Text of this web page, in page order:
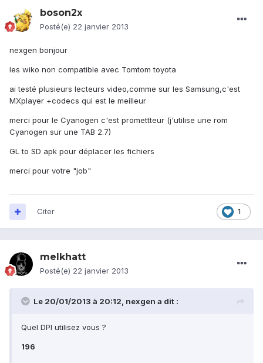
boson2x
Posté(e) 22 janvier 2013
nexgen bonjour
les wiko non compatible avec Tomtom toyota
ai testé plusieurs lecteurs video,comme sur les Samsung,c'est
MXplayer +codecs qui est le meilleur
merci pour le Cyanogen c'est promettteur (j'utilise une rom
Cyanogen sur une TAB 2.7)
GL to SD apk pour déplacer les fichiers
merci pour votre "job"
1
Citer
melkhatt
Posté(e) 22 janvier 2013
Le 20/01/2013 à 20:12, nexgen a dit :
Quel DPI utilisez vous ?
196